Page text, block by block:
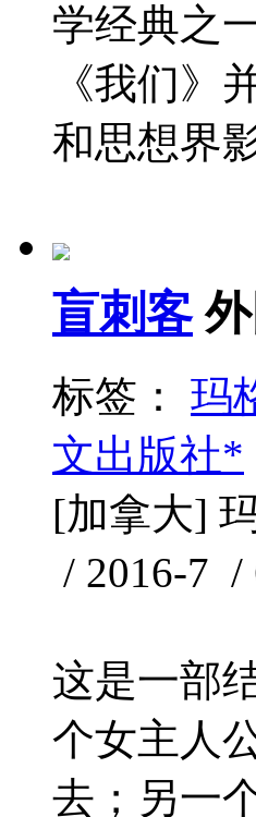
学经典之
《我们》
和思想界
盲刺客
标签： 玛
文出版社*
[加拿大]
/ 2016-7 /
这是一部
个女主人
去；另一